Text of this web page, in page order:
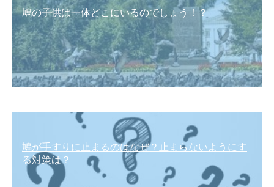
鳩の子供は一体どこにいるのでしょう！？
鳩が手すりに止まるのはなぜ？止まらないようにす
る対策は？